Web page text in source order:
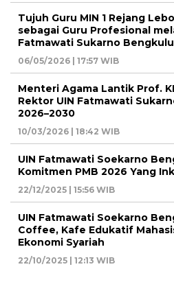
Tujuh Guru MIN 1 Rejang
sebagai Guru Profesional
Fatmawati Sukarno Bengkulu
06/05/2026 | 17:57 WIB
Menteri Agama Lantik Prof.
Rektor UIN Fatmawati
2026–2030
10/03/2026 | 18:42 WIB
UIN Fatmawati Soekarno
Komitmen PMB 2026 Yang
22/12/2025 | 15:56 WIB
UIN Fatmawati Soekarno
Coffee, Kafe Edukatif
Ekonomi Syariah
22/10/2025 | 12:13 WIB